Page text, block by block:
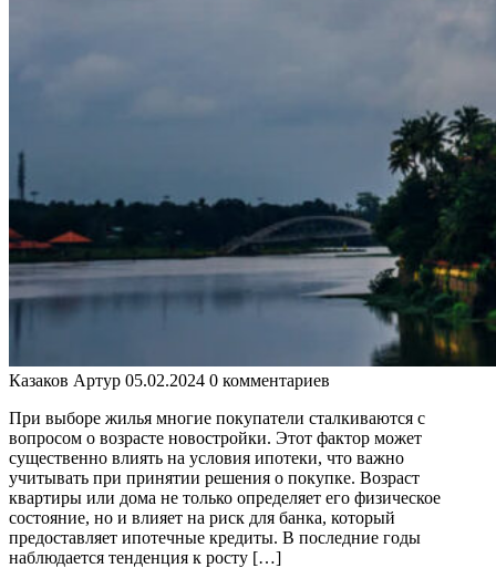
Казаков Артур 05.02.2024 0 комментариев
При выборе жилья многие покупатели сталкиваются с
вопросом о возрасте новостройки. Этот фактор может
существенно влиять на условия ипотеки, что важно
учитывать при принятии решения о покупке. Возраст
квартиры или дома не только определяет его физическое
состояние, но и влияет на риск для банка, который
предоставляет ипотечные кредиты. В последние годы
наблюдается тенденция к росту […]